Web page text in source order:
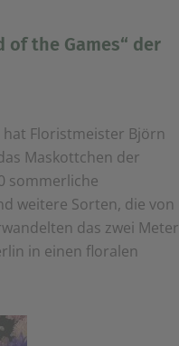
the Games“ der
hat Floristmeister Björn
Maskottchen der
sommerliche
weitere Sorten, die von
das zwei Meter
in einen floralen